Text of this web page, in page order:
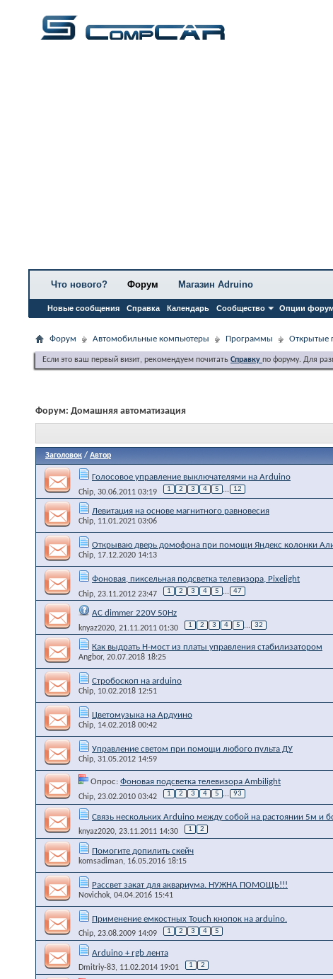
Что нового? Форум
Новые сообщения Справка Календарь Сообщество Опции
Магазин Adruino
Форум Автомобильные компьютеры Программы Открытые
Если это ваш первый визит, рекомендуем почитать Справку по форуму. Для
Форум: Домашняя автоматизация
Заголовок / Автор
Голосовое управление выключателями на Arduino
Chip, 30.06.2011 03:19 1 2 3 4 5 ... 12
Левитация на основе магнитного равновесия
Chip, 11.01.2021 03:06
Открываю дверь домофона при помощи Яндекс колонки
Chip, 17.12.2020 14:13
Фоновая, пиксельная подсветка телевизора, Pixelight
Chip, 23.11.2012 23:47 1 2 3 4 5 ... 47
AC dimmer 220V 50Hz
knyaz2020, 21.11.2011 01:30 1 2 3 4 5 ... 32
Как выдрать Н-мост из платы управления стабилизатором
Angbor, 20.07.2018 18:25
Стробоскоп на arduino
Chip, 10.02.2018 12:51
Цветомузыка на Ардуино
Chip, 14.02.2018 00:42
Управление светом при помощи любого пульта ДУ
Chip, 31.05.2012 14:59
Опрос: Фоновая подсветка телевизора Ambilight
Chip, 23.02.2010 03:42 1 2 3 4 5 ... 93
Связь нескольких Arduino между собой на растоянии 5м и
knyaz2020, 23.11.2011 14:30 1 2
Помогите допилить скейч
komsadiman, 16.05.2016 18:15
Рассвет закат для аквариума. НУЖНА ПОМОЩЬ!!!
Novichok, 04.04.2016 15:41
Применение емкостных Touch кнопок на arduino.
Chip, 23.08.2009 14:09 1 2 3 4 5
Arduino + rgb лента
Dmitriy-83, 11.02.2014 19:01 1 2